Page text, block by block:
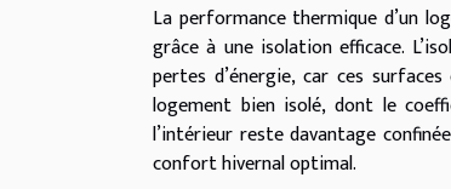
La performance thermique d’un
grâce à une isolation efficace.
pertes d’énergie, car ces
logement bien isolé, dont le
l’intérieur reste davantage
confort hivernal optimal.